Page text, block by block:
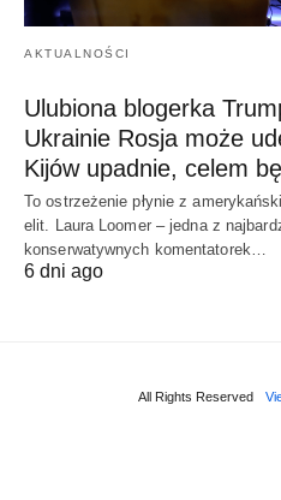
AKTUALNOŚCI
Ulubiona blogerka
Ukrainie Rosja może
Kijów upadnie, celem
To ostrzeżenie płynie z
elit. Laura Loomer – jedna z
konserwatywnych komentatorek…
6 dni ago
All Rights Reserved